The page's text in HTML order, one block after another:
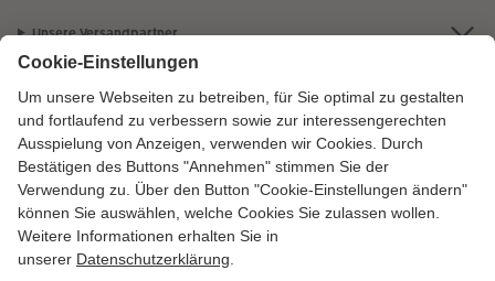
Unsere Versandpartner
Qualität & Sicherheit
Zertifizierungen & Initiativen
CEWE Fotowelt